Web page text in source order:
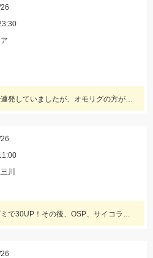
上手い人はオバマリグで連発していましたが、オモリグの方が簡単に数を伸ばすことが出来ました!! オモリグ×スイスイドロッパーが大当たり!!
川
朝はティムコ、野良ネズミで30UP！その後、OSP、サイコラバーをサイトで使い、40UPをGETしました！